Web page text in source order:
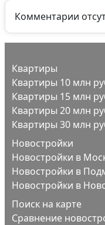
Комментарии
Квартиры
Квартиры 10 млн
Квартиры 15 млн
Квартиры 20 млн
Квартиры 30 млн
Новостройки
Новостройки в
Новостройки в
Новостройки в
Поиск на карте
Сравнение